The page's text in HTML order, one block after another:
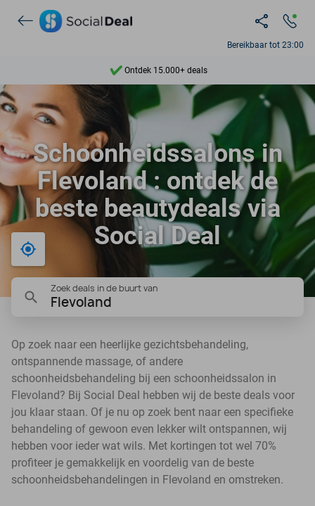
Bereikbaar tot 23:00
Ontdek 15.000+ deals
7 dagen per week beschikbaar
9,4
Ontdek 15.000+ deals
Schoonheidssalons in
Flevoland : ontdek de
beste beautydeals via
Social Deal
Bij mij in de buurt
Zoek deals in de buurt van
Flevoland
Op zoek naar een heerlijke gezichtsbehandeling,
ontspannende massage, of andere
schoonheidsbehandeling bij een schoonheidssalon in
Flevoland? Bij Social Deal hebben wij de beste deals voor
jou klaar staan. Of je nu op zoek bent naar een specifieke
behandeling of gewoon even lekker wilt ontspannen, wij
hebben voor ieder wat wils. Met kortingen tot wel 70%
profiteer je gemakkelijk en voordelig van de beste
schoonheidsbehandelingen in Flevoland en omstreken.